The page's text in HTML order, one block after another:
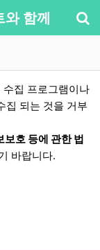
와 함께
내
집 프로그램이나
집 되는 것을 거부
보호 등에 관한 법
바랍니다.